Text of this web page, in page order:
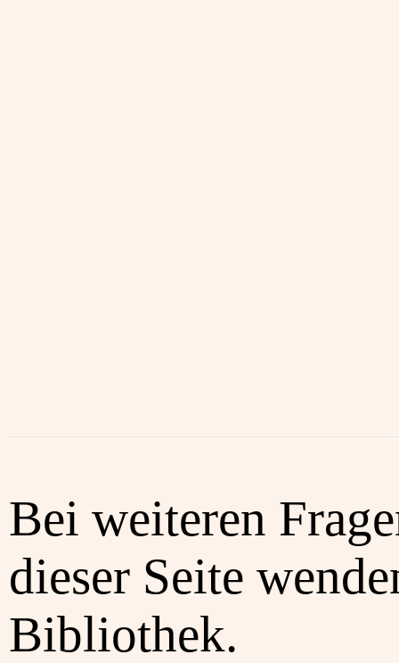
Bei weiteren
dieser Seite
Bibliothek.